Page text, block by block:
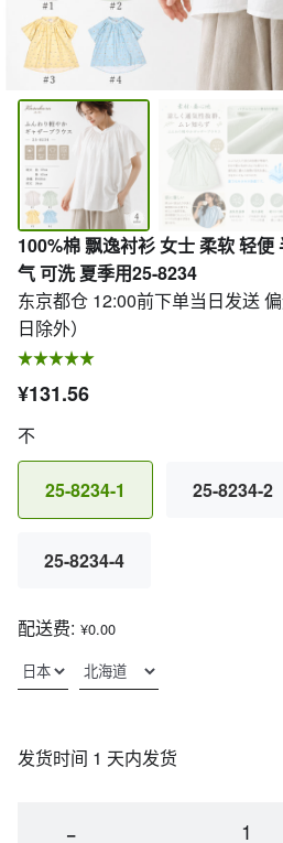
100%棉 飘逸衬衫 女士 柔软 轻便
气 可洗 夏季用25-8234
东京都仓 12:00前下单当日发送
日除外）
¥131.56
不
25-8234-1 25-8234-2
25-8234-4
配送费: ¥0.00
发货时间 1 天内发货
−